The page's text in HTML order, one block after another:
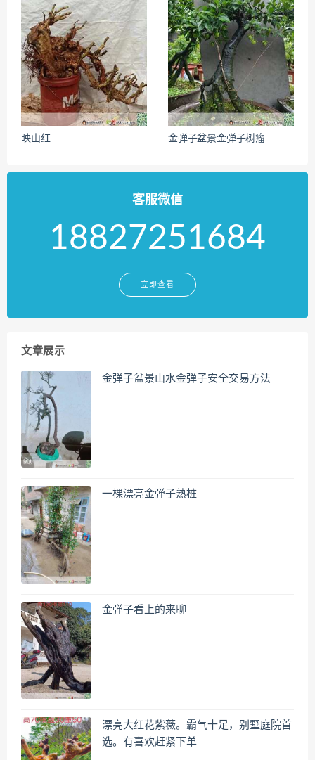
映山红 金弹子盆景金弹子树瘤
客服微信
18827251684
立即查看
文章展示
金弹子盆景山水金弹子安全交易方法
一棵漂亮金弹子熟桩
金弹子看上的来聊
漂亮大红花紫薇。霸气十足，别墅庭院首
选。有喜欢赶紧下单